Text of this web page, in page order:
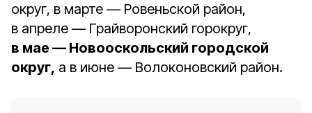
округ, в марте — Ровеньской район,
в апреле — Грайворонский горокруг,
в мае — Новооскольский городской
округ, а в июне — Волоконовский район.